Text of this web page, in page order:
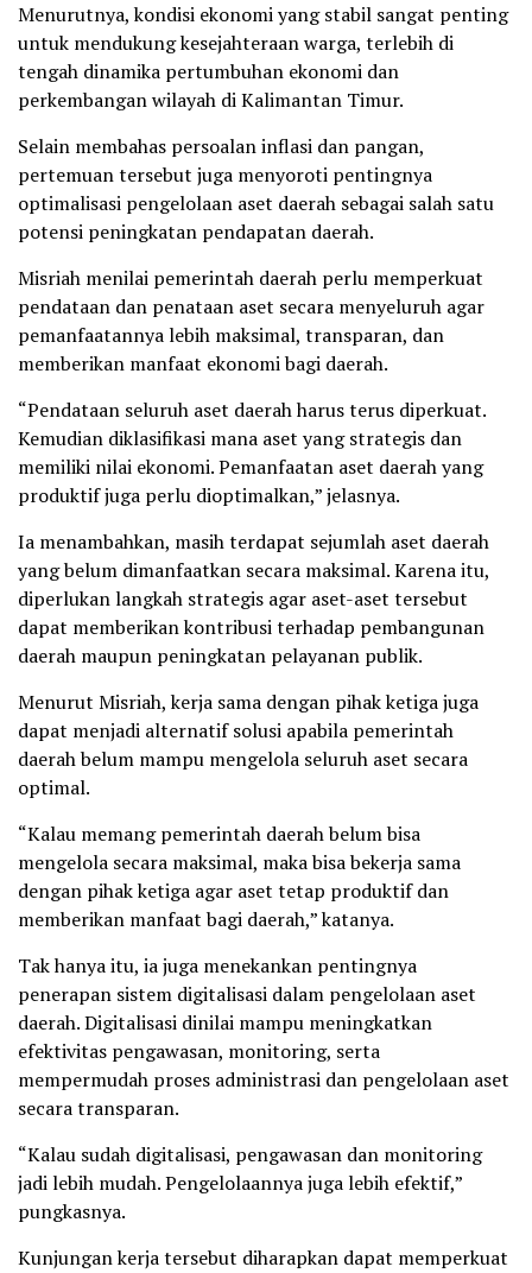
Menurutnya, kondisi ekonomi yang stabil sangat penting
untuk mendukung kesejahteraan warga, terlebih di
tengah dinamika pertumbuhan ekonomi dan
perkembangan wilayah di Kalimantan Timur.
Selain membahas persoalan inflasi dan pangan,
pertemuan tersebut juga menyoroti pentingnya
optimalisasi pengelolaan aset daerah sebagai salah satu
potensi peningkatan pendapatan daerah.
Misriah menilai pemerintah daerah perlu memperkuat
pendataan dan penataan aset secara menyeluruh agar
pemanfaatannya lebih maksimal, transparan, dan
memberikan manfaat ekonomi bagi daerah.
“Pendataan seluruh aset daerah harus terus diperkuat.
Kemudian diklasifikasi mana aset yang strategis dan
memiliki nilai ekonomi. Pemanfaatan aset daerah yang
produktif juga perlu dioptimalkan,” jelasnya.
Ia menambahkan, masih terdapat sejumlah aset daerah
yang belum dimanfaatkan secara maksimal. Karena itu,
diperlukan langkah strategis agar aset-aset tersebut
dapat memberikan kontribusi terhadap pembangunan
daerah maupun peningkatan pelayanan publik.
Menurut Misriah, kerja sama dengan pihak ketiga juga
dapat menjadi alternatif solusi apabila pemerintah
daerah belum mampu mengelola seluruh aset secara
optimal.
“Kalau memang pemerintah daerah belum bisa
mengelola secara maksimal, maka bisa bekerja sama
dengan pihak ketiga agar aset tetap produktif dan
memberikan manfaat bagi daerah,” katanya.
Tak hanya itu, ia juga menekankan pentingnya
penerapan sistem digitalisasi dalam pengelolaan aset
daerah. Digitalisasi dinilai mampu meningkatkan
efektivitas pengawasan, monitoring, serta
mempermudah proses administrasi dan pengelolaan aset
secara transparan.
“Kalau sudah digitalisasi, pengawasan dan monitoring
jadi lebih mudah. Pengelolaannya juga lebih efektif,”
pungkasnya.
Kunjungan kerja tersebut diharapkan dapat memperkuat